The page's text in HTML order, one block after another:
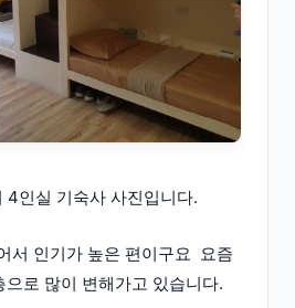
4인실 기숙사 사진입니다.
서 인기가 높은 편이구요 요즘
로 많이 변해가고 있습니다.